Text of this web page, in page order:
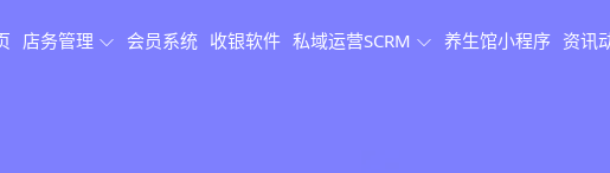
店务管理 会员系统 收银软件 私域运营SCRM 养生馆小程序 资讯